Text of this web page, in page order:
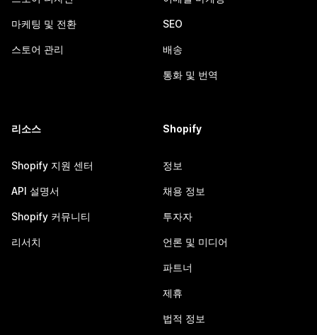
마케팅 및 전환
스토어 관리
SEO
배송
통화 및 번역
리소스
Shopify 지원 센터
API 설명서
Shopify 커뮤니티
리서치
Shopify
정보
채용 정보
투자자
언론 및 미디어
파트너
제휴
법적 정보